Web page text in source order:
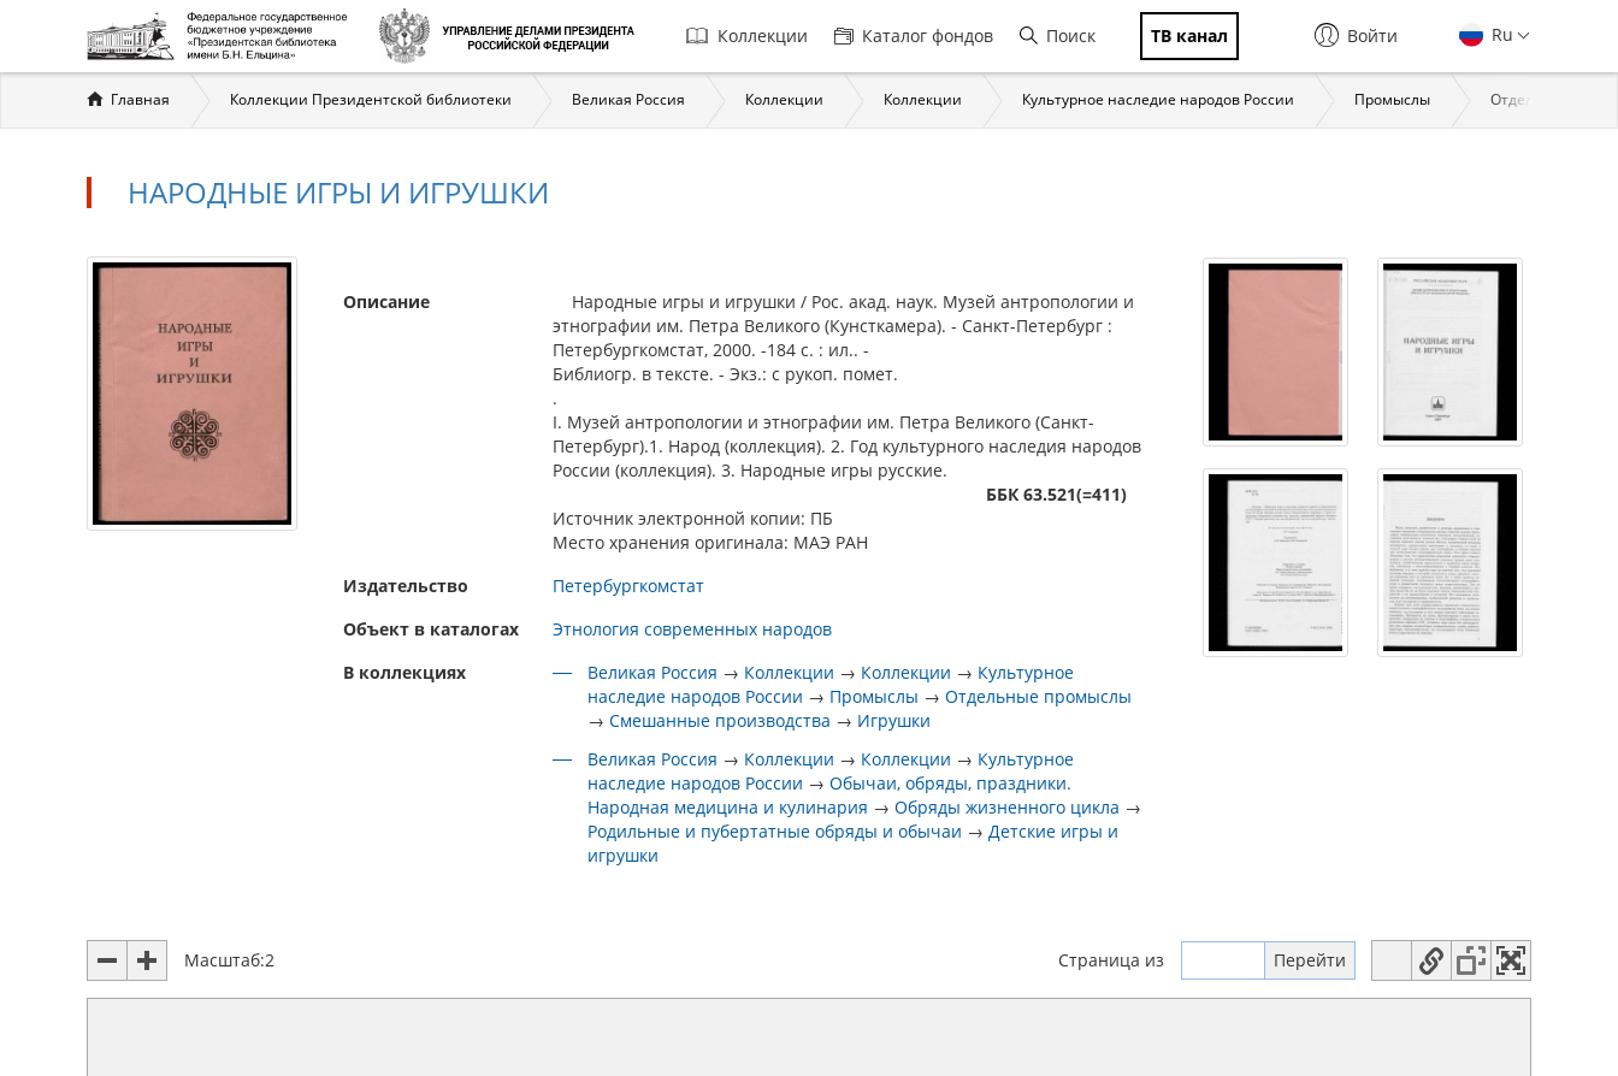
Главная
навигация
Коллекции Каталог фондов Поиск ТВ канал Ru
Войти
Вы
здесь
Главная Коллекции Президентской библиотеки Великая Россия Коллекции Коллекции Культурное наследие народов России Промыслы Отдельные
НАРОДНЫЕ ИГРЫ И ИГРУШКИ
Описание
Народные игры и игрушки / Рос. акад. наук. Музей антропологии и
этнографии им. Петра Великого (Кунсткамера). - Санкт-Петербург :
Петербургкомстат, 2000. -184 с. : ил.. -
Библиогр. в тексте. - Экз.: с рукоп. помет.
.
I. Музей антропологии и этнографии им. Петра Великого (Санкт-
Петербург).1. Народ (коллекция). 2. Год культурного наследия народов
России (коллекция). 3. Народные игры русские.
ББК 63.521(=411)
Источник электронной копии: ПБ
Место хранения оригинала: МАЭ РАН
Издательство
Петербургкомстат
Объект в каталогах
Этнология современных народов
В коллекциях
Великая Россия → Коллекции → Коллекции → Культурное
наследие народов России → Промыслы →Отдельные промыслы
→Смешанные производства → Игрушки
Великая Россия → Коллекции → Коллекции → Культурное
наследие народов России →Обычаи, обряды, праздники.
Народная медицина и кулинария →Обряды жизненного цикла →
Родильные и пубертатные обряды и обычаи →Детские игры и
игрушки
Масштаб:2 Страница из